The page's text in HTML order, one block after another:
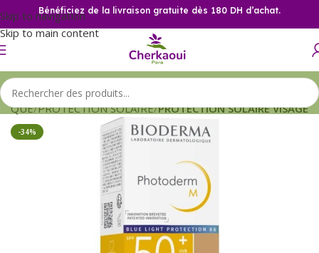
Skip to navigation
Skip to main content
Bénéficiez de la livraison gratuite dès 180 DH d’achat.
PROTECTION SOLAIRE PROTECTION SOLAIRE VISAGE
-34%